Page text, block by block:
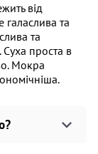
від
галаслива та
та
проста в
Мокра